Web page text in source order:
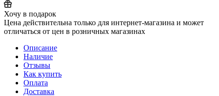
Хочу в подарок
Цена действительна только для интернет-магазина и может
отличаться от цен в розничных магазинах
Описание
Наличие
Отзывы
Как купить
Оплата
Доставка